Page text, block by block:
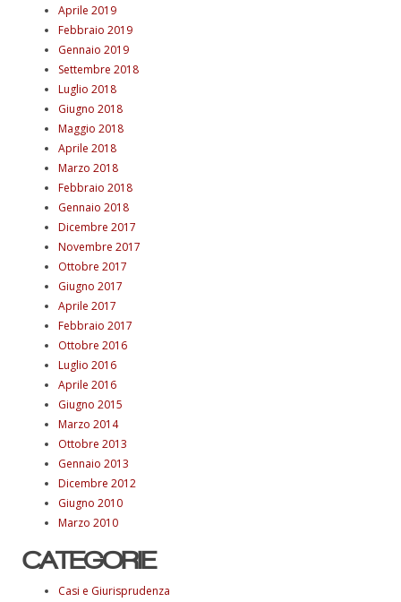
Aprile 2019
Febbraio 2019
Gennaio 2019
Settembre 2018
Luglio 2018
Giugno 2018
Maggio 2018
Aprile 2018
Marzo 2018
Febbraio 2018
Gennaio 2018
Dicembre 2017
Novembre 2017
Ottobre 2017
Giugno 2017
Aprile 2017
Febbraio 2017
Ottobre 2016
Luglio 2016
Aprile 2016
Giugno 2015
Marzo 2014
Ottobre 2013
Gennaio 2013
Dicembre 2012
Giugno 2010
Marzo 2010
CATEGORIE
Casi e Giurisprudenza